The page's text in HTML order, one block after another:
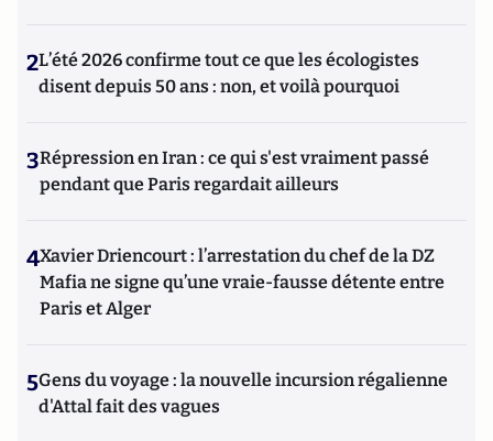
2L’été 2026 confirme tout ce que les écologistes
disent depuis 50 ans : non, et voilà pourquoi
3Répression en Iran : ce qui s'est vraiment passé
pendant que Paris regardait ailleurs
4Xavier Driencourt : l’arrestation du chef de la DZ
Mafia ne signe qu’une vraie-fausse détente entre
Paris et Alger
5Gens du voyage : la nouvelle incursion régalienne
d'Attal fait des vagues